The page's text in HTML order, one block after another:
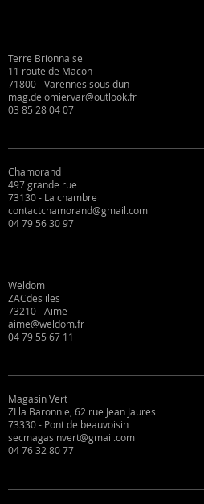
Terre Brionnaise
11 route de Macon
71800 - Varennes sous dun
mag.delomiervar@outlook.fr
03 85 28 04 07
Chamorand
497 grande rue
73130 - La chambre
contactchamorand@gmail.com
04 79 56 30 97
Weldom
ZACdes iles
73210 - Aime
aime@weldom.fr
04 79 55 67 11
Magasin Vert
ZI la Baronnie, 62 rue Jean Jaures
73330 - Pont de beauvoisin
secmagasinvert@gmail.com
04 76 32 80 77